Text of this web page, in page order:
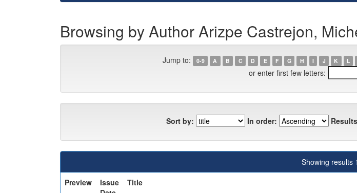
Browsing by Author Arizpe Castrejon,
Jump to: 0-9 A B C D E F G H I J K L
or enter first few letters:
Sort by: In order:
Showing results
Preview
Issue
Title